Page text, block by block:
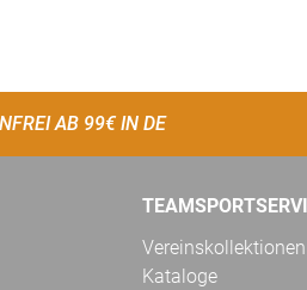
AB 99€ IN DE
Vereinskollektionen
Kataloge